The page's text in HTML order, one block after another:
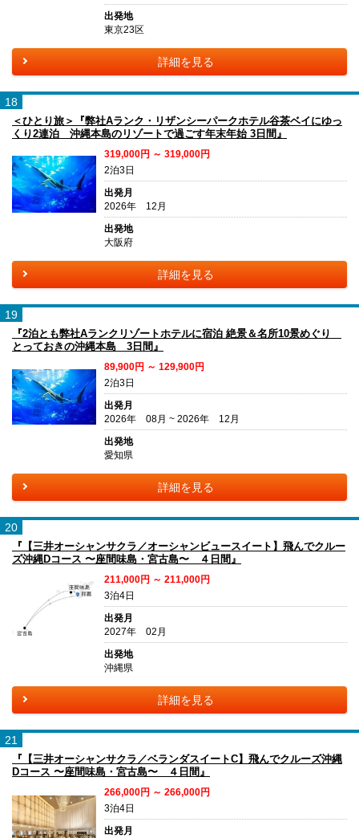
出発地
東京23区
詳細を見る
18
＜ひとり旅＞『弊社Aランク・リザンシーパークホテル谷茶ベイにゆっ
くり2連泊 沖縄本島のリゾートで過ごす年末年始 3日間』
319,000円 ～ 319,000円
2泊3日
出発月
2026年 12月
出発地
大阪府
詳細を見る
19
『2泊とも弊社Aランクリゾートホテルに宿泊 絶景＆名所10景めぐり
とっておきの沖縄本島 3日間』
89,900円 ～ 129,900円
2泊3日
出発月
2026年 08月 ~ 2026年 12月
出発地
愛知県
詳細を見る
20
『【三井オーシャンサクラ／オーシャンビュースイート】飛んでクルー
ズ沖縄Dコース 〜座間味島・宮古島〜 ４日間』
211,000円 ～ 211,000円
3泊4日
出発月
2027年 02月
出発地
沖縄県
詳細を見る
21
『【三井オーシャンサクラ／ベランダスイートC】飛んでクルーズ沖縄
Dコース 〜座間味島・宮古島〜 ４日間』
266,000円 ～ 266,000円
3泊4日
出発月